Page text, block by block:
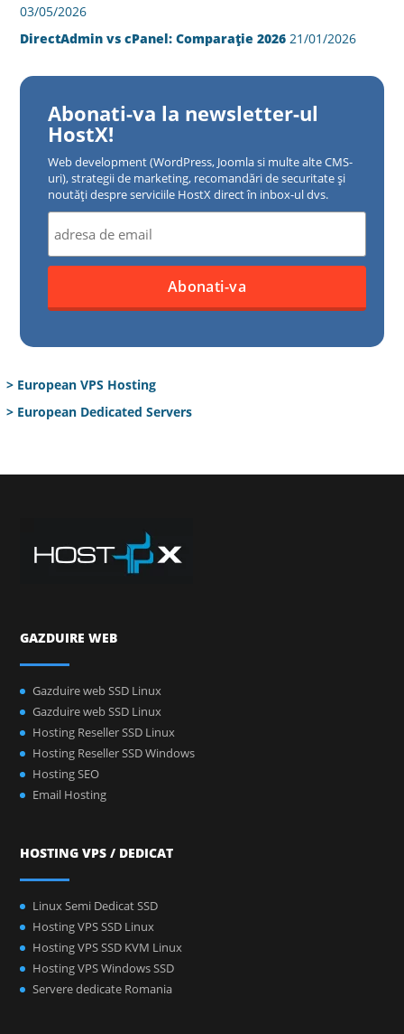
03/05/2026
DirectAdmin vs cPanel: Comparație 2026 21/01/2026
Abonati-va la newsletter-ul
HostX!
Web development (WordPress, Joomla si multe alte CMS-
uri), strategii de marketing, recomandări de securitate și
noutăți despre serviciile HostX direct în inbox-ul dvs.
> European VPS Hosting
> European Dedicated Servers
GAZDUIRE WEB
Gazduire web SSD Linux
Gazduire web SSD Linux
Hosting Reseller SSD Linux
Hosting Reseller SSD Windows
Hosting SEO
Email Hosting
HOSTING VPS / DEDICAT
Linux Semi Dedicat SSD
Hosting VPS SSD Linux
Hosting VPS SSD KVM Linux
Hosting VPS Windows SSD
Servere dedicate Romania